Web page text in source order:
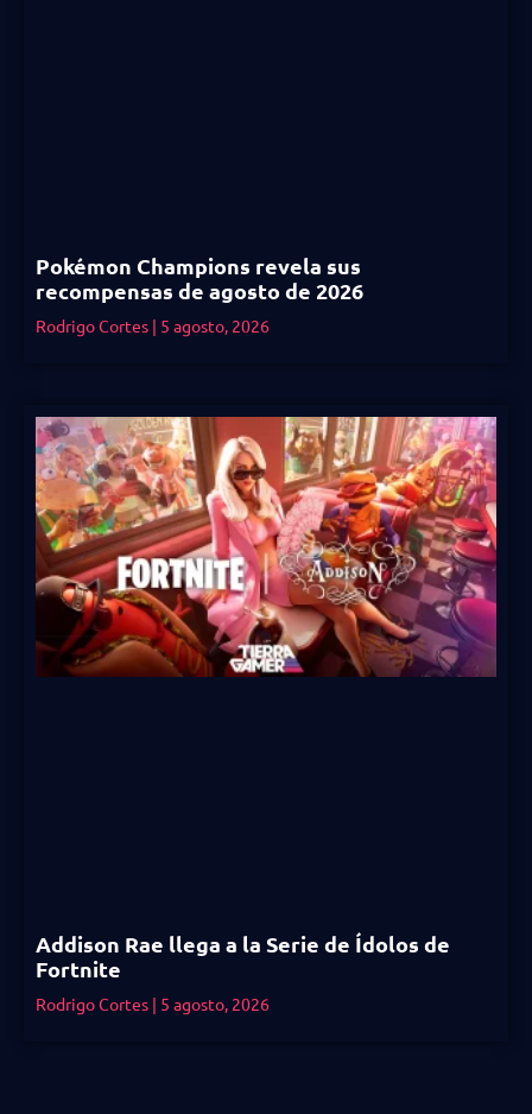
Pokémon Champions revela sus
recompensas de agosto de 2026
Rodrigo Cortes 5 agosto, 2026
Addison Rae llega a la Serie de Ídolos de
Fortnite
Rodrigo Cortes 5 agosto, 2026